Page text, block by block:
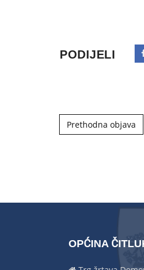
PODIJELI
Post
Prethodna objava
OPĆINA